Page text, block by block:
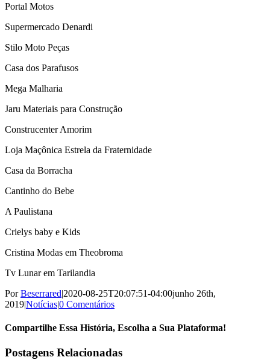
Portal Motos
Supermercado Denardi
Stilo Moto Peças
Casa dos Parafusos
Mega Malharia
Jaru Materiais para Construção
Construcenter Amorim
Loja Maçônica Estrela da Fraternidade
Casa da Borracha
Cantinho do Bebe
A Paulistana
Crielys baby e Kids
Cristina Modas em Theobroma
Tv Lunar em Tarilandia
PorBeserrared|2020-08-25T20:07:51-04:00junho 26th,
2019|Notícias|0 Comentários
Compartilhe Essa História, Escolha a Sua Plataforma!
Facebook
X
Reddit
LinkedIn
WhatsApp
Tumblr
Pinterest
Vk
E-
Postagens Relacionadas